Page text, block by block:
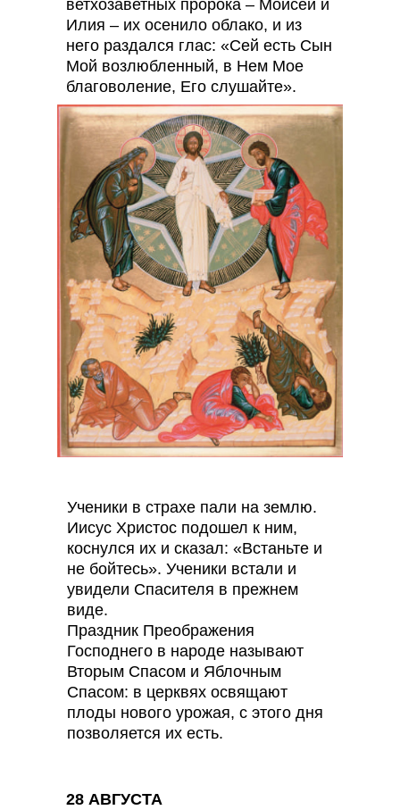
ветхозаветных пророка – Моисей и
Илия – их осенило облако, и из
него раздался глас: «Сей есть Сын
Мой возлюбленный, в Нем Мое
благоволение, Его слушайте».
Ученики в страхе пали на землю.
Иисус Христос подошел к ним,
коснулся их и сказал: «Встаньте и
не бойтесь». Ученики встали и
увидели Спасителя в прежнем
виде.
Праздник Преображения
Господнего в народе называют
Вторым Спасом и Яблочным
Спасом: в церквях освящают
плоды нового урожая, с этого дня
позволяется их есть.
28 АВГУСТА